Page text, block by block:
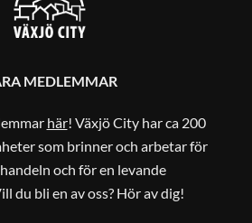
MEDLEMMAR
här! Växjö City har ca 200
som brinner och arbetar för
och för en levande
du bli en av oss? Hör av dig!